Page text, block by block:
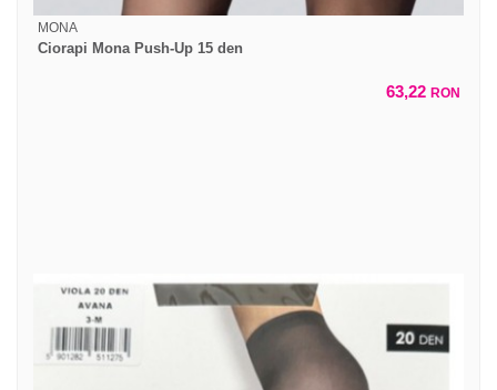
MONA
Ciorapi Mona Push-Up 15 den
63,22 RON